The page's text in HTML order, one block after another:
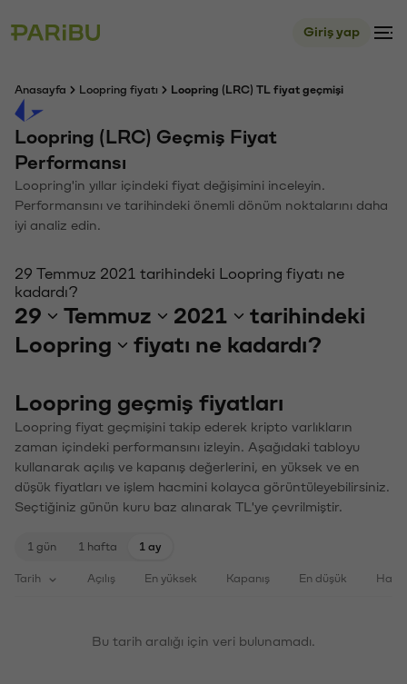
Giriş yap
Anasayfa Loopring fiyatı Loopring (LRC) TL fiyat geçmişi
Loopring (LRC) Geçmiş Fiyat
Performansı
Loopring'in yıllar içindeki fiyat değişimini inceleyin.
Performansını ve tarihindeki önemli dönüm noktalarını daha
iyi analiz edin.
29 Temmuz 2021 tarihindeki Loopring fiyatı ne
kadardı?
29 Temmuz 2021
tarihindeki
Loopring
fiyatı ne kadardı?
Loopring geçmiş fiyatları
Loopring fiyat geçmişini takip ederek kripto varlıkların
zaman içindeki performansını izleyin. Aşağıdaki tabloyu
kullanarak açılış ve kapanış değerlerini, en yüksek ve en
düşük fiyatları ve işlem hacmini kolayca görüntüleyebilirsiniz.
Seçtiğiniz günün kuru baz alınarak TL'ye çevrilmiştir.
1 gün 1 hafta 1 ay
Tarih Açılış En yüksek Kapanış En düşük
Bu tarih aralığı için veri bulunamadı.